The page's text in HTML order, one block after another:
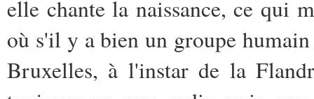
elle chante la naissance, ce qui
où s'il y a bien un groupe
Bruxelles, à l'instar de la